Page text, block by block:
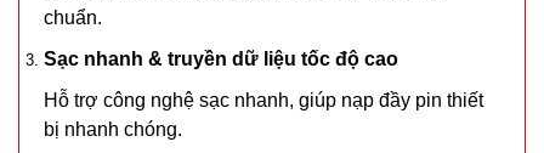
chuẩn.
Sạc nhanh & truyền dữ liệu tốc độ cao
Hỗ trợ công nghệ sạc nhanh, giúp nạp đầy pin thiết
bị nhanh chóng.
SP: